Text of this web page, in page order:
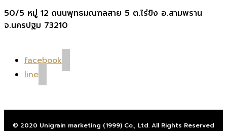
50/5 หมู่ 12 ถนนพุทธมณฑลสาย 5 ต.ไร่ขิง อ.สามพราน
จ.นครปฐม 73210
facebook
line
© 2020 Unigrain marketing (1999) Co., Ltd. All Rights Reserved